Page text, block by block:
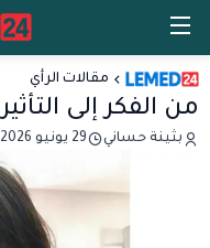
مقالات الرأي
من الفكر إلى التأثير
بثينة حساني 29 يونيو 2026 - 12:58